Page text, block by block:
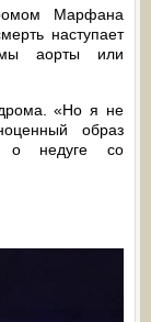
Марфана
наступает
аорты или
«Но я не
образ
о недуге со